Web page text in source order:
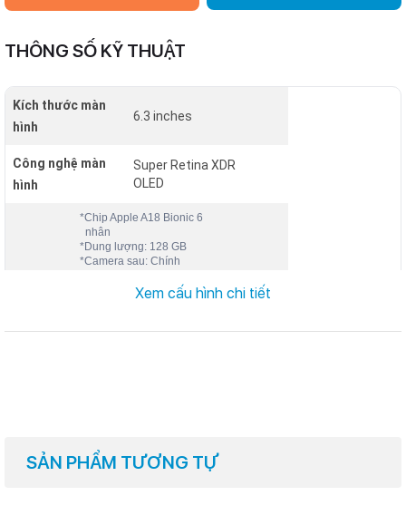
THÔNG SỐ KỸ THUẬT
Kích thước màn
hình
6.3 inches
Công nghệ màn
hình
Super Retina XDR
OLED
*Chip Apple A18 Bionic 6
nhân
*Dung lượng: 128 GB
*Camera sau: Chính
*Camera trước: 12 MP
Xem cấu hình chi tiết
SẢN PHẨM TƯƠNG TỰ